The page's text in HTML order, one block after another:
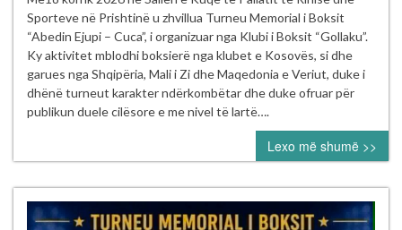
Memorial
“Abedin
Ejupi
–
Cuca”
Sporteve në Prishtinë u zhvillua Turneu Memorial i Boksit
“Abedin Ejupi – Cuca”, i organizuar nga Klubi i Boksit “Gollaku”.
Ky aktivitet mblodhi boksierë nga klubet e Kosovës, si dhe
garues nga Shqipëria, Mali i Zi dhe Maqedonia e Veriut, duke i
dhënë turneut karakter ndërkombëtar dhe duke ofruar për
publikun duele cilësore e me nivel të lartë….
Lexo më shumë >>